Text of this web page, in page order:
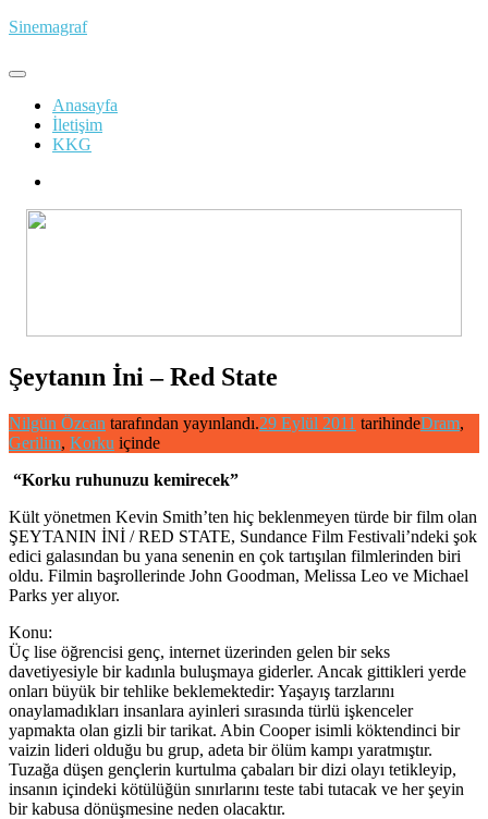
İçeriğe
Sinemagraf
Anasayfa
İletişim
KKG
Şeytanın İni – Red State
Nilgün Özcan tarafından yayınlandı.29 Eylül 2011 tarihindeDram,
Gerilim, Korku içinde
“Korku ruhunuzu kemirecek”
Kült yönetmen Kevin Smith’ten hiç beklenmeyen türde bir film olan
ŞEYTANIN İNİ / RED STATE, Sundance Film Festivali’ndeki şok
edici galasından bu yana senenin en çok tartışılan filmlerinden biri
oldu. Filmin başrollerinde John Goodman, Melissa Leo ve Michael
Parks yer alıyor.
Konu:
Üç lise öğrencisi genç, internet üzerinden gelen bir seks
davetiyesiyle bir kadınla buluşmaya giderler. Ancak gittikleri yerde
onları büyük bir tehlike beklemektedir: Yaşayış tarzlarını
onaylamadıkları insanlara ayinleri sırasında türlü işkenceler
yapmakta olan gizli bir tarikat. Abin Cooper isimli köktendinci bir
vaizin lideri olduğu bu grup, adeta bir ölüm kampı yaratmıştır.
Tuzağa düşen gençlerin kurtulma çabaları bir dizi olayı tetikleyip,
insanın içindeki kötülüğün sınırlarını teste tabi tutacak ve her şeyin
bir kabusa dönüşmesine neden olacaktır.